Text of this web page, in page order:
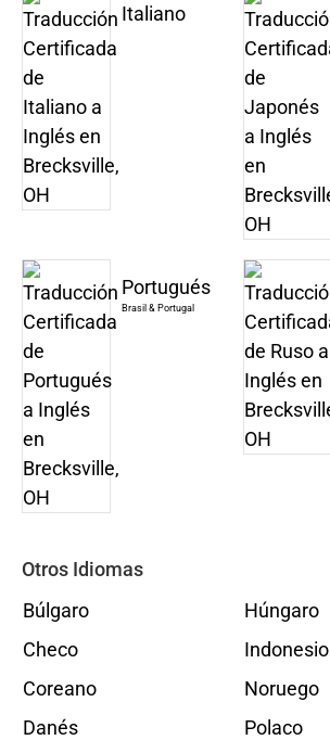
Italiano
Portugués
Brasil & Portugal
Otros Idiomas
Búlgaro
Checo
Coreano
Danés
Húngaro
Indonesio
Noruego
Polaco